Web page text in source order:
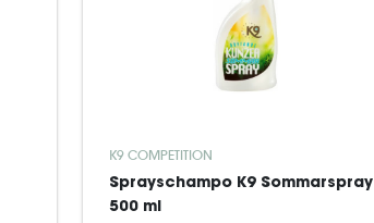
K9 COMPETITION
Sprayschampo K9 Sommarspray
500 ml